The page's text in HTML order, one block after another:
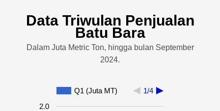
Data Triwulan Penjualan
Batu Bara
Dalam Juta Metric Ton, hingga bulan September
2024.
Q1 (Juta MT) 1/4
2.0